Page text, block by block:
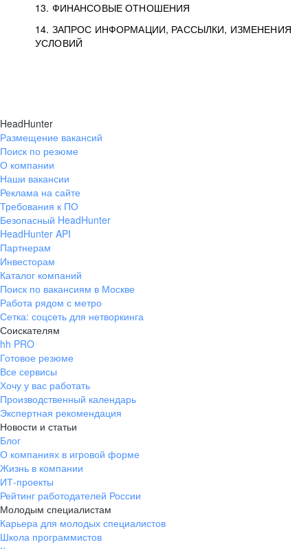
13. ФИНАНСОВЫЕ ОТНОШЕНИЯ
14. ЗАПРОС ИНФОРМАЦИИ, РАССЫЛКИ, ИЗМЕНЕНИЯ
УСЛОВИЙ
HeadHunter
Размещение вакансий
Поиск по резюме
О компании
Наши вакансии
Реклама на сайте
Требования к ПО
Безопасный HeadHunter
HeadHunter API
Партнерам
Инвесторам
Каталог компаний
Поиск по вакансиям в Москве
Работа рядом с метро
Сетка: соцсеть для нетворкинга
Соискателям
hh PRO
Готовое резюме
Все сервисы
Хочу у вас работать
Производственный календарь
Экспертная рекомендация
Новости и статьи
Блог
О компаниях в игровой форме
Жизнь в компании
ИТ-проекты
Рейтинг работодателей России
Молодым специалистам
Карьера для молодых специалистов
Школа программистов